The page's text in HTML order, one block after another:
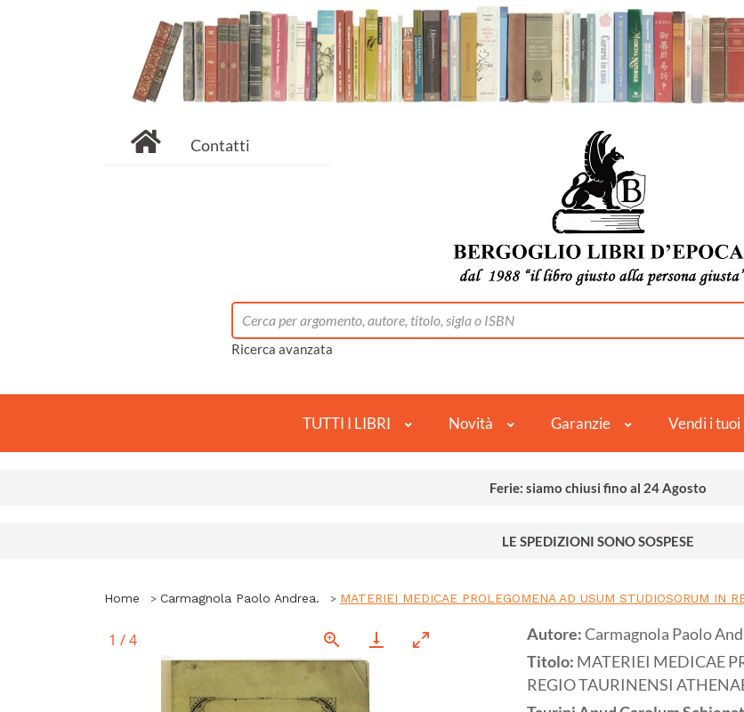
Contatti
Ricerca avanzata
TUTTI I LIBRI Novità Garanzie Vendi i
Ferie: siamo chiusi fino al 24 Agosto
LE SPEDIZIONI SONO SOSPESE
Home Carmagnola Paolo Andrea. MATERIEI MEDICAE PROLEGOMENA AD USUM STUDIOSORUM IN
1 /4 Autore:Carmagnola Paolo
Titolo: MATERIEI MEDICAE
REGIO TAURINENSI